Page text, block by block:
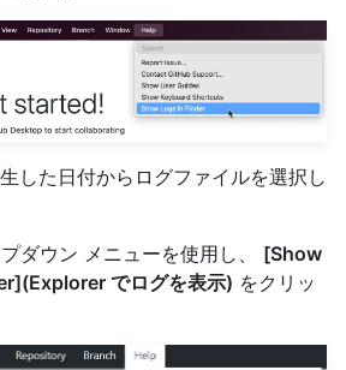
した日付からログファイルを選択し
プダウン メニューを使用し、 [Show
でログを表示) をクリッ